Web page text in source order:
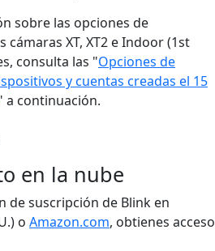
sobre las opciones de
XT, XT2 e Indoor (1st
consulta las "Opciones de
y cuentas creadas el 15
a continuación.
en la nube
de suscripción de Blink en
o Amazon.com, obtienes acceso